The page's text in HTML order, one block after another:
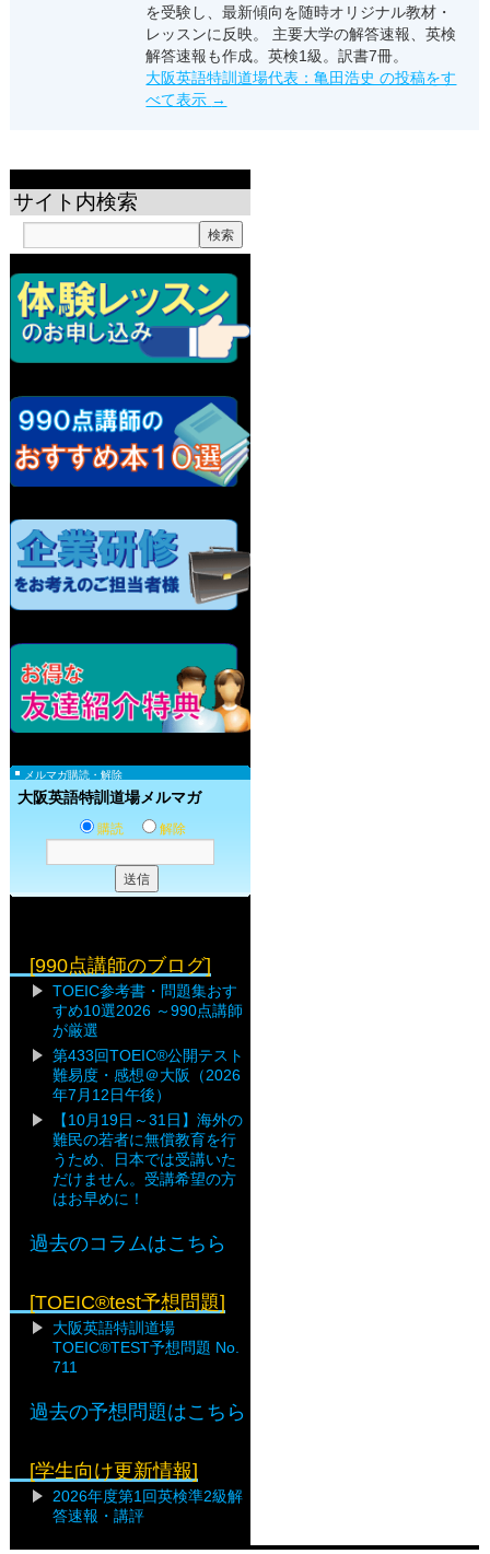
を受験し、最新傾向を随時オリジナル教材・
レッスンに反映。 主要大学の解答速報、英検
解答速報も作成。英検1級。訳書7冊。
大阪英語特訓道場代表：亀田浩史 の投稿をす
べて表示 →
サイト内検索
メルマガ購読・解除
大阪英語特訓道場メルマガ
購読 解除
[990点講師のブログ]
TOEIC参考書・問題集おす
すめ10選2026 ～990点講師
が厳選
第433回TOEIC®公開テスト
難易度・感想＠大阪（2026
年7月12日午後）
【10月19日～31日】海外の
難民の若者に無償教育を行
うため、日本では受講いた
だけません。受講希望の方
はお早めに！
過去のコラムはこちら
[TOEIC®test予想問題]
大阪英語特訓道場
TOEIC®TEST予想問題 No.
711
過去の予想問題はこちら
[学生向け更新情報]
2026年度第1回英検準2級解
答速報・講評